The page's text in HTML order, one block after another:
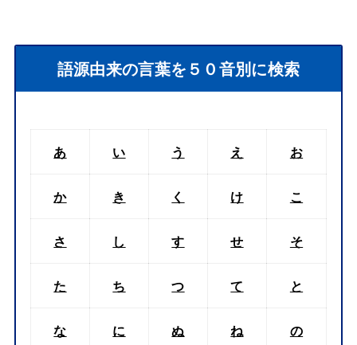
語源由来の言葉を５０音別に検索
あ い う え お
か き く け こ
さ し す せ そ
た ち つ て と
な に ぬ ね の